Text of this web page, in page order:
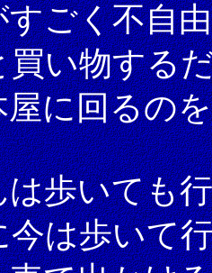
すごく不自
買い物する
に回るの
は歩いても
今は歩いて